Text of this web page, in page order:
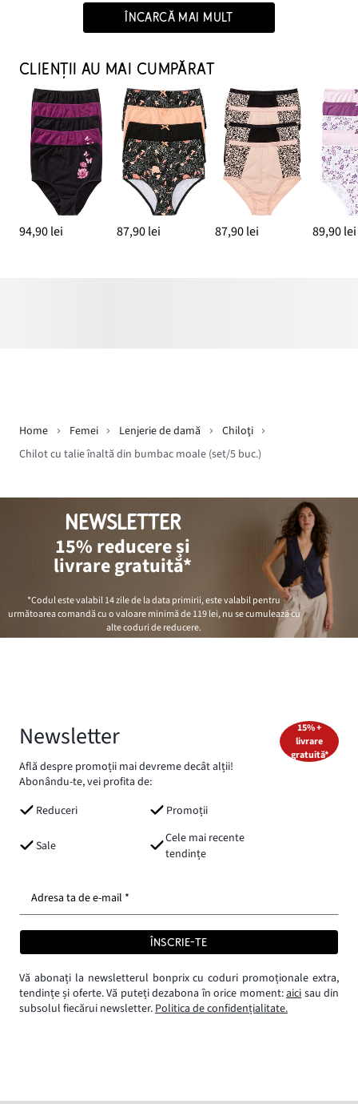
ÎNCARCĂ MAI MULT
CLIENȚII AU MAI CUMPĂRAT
94,90 lei 87,90 lei 87,90 lei 89,90 lei
Home Femei Lenjerie de damă
Chiloţi
Chilot cu talie înaltă din bumbac moale (set/5 buc.)
NEWSLETTER
15% reducere și
livrare gratuită*
*Codul este valabil 14 zile de la data primirii, este valabil pentru
următoarea comandă cu o valoare minimă de119 lei, nu se cumulează cu
alte coduri de reducere.
Newsletter
Află despre promoții mai devreme decât alții!
Abonându-te, vei profita de:
Reduceri
Promoții
Sale
Cele mai recente
tendințe
15% +
livrare
gratuită*
Adresa ta de e-mail *
ÎNSCRIE-TE
Vă abonați la newsletterul bonprix cu coduri promoționale extra,
tendințe și oferte. Vă puteți dezabona în orice moment:aici sau din
subsolul fiecărui newsletter. Politica de confidențialitate.